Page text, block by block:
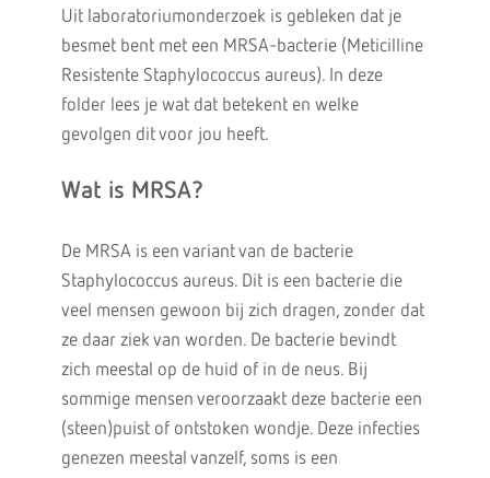
Uit laboratoriumonderzoek is gebleken dat je
besmet bent met een MRSA-bacterie (Meticilline
Resistente Staphylococcus aureus). In deze
folder lees je wat dat betekent en welke
gevolgen dit voor jou heeft.
Wat is MRSA?
De MRSA is een variant van de bacterie
Staphylococcus aureus. Dit is een bacterie die
veel mensen gewoon bij zich dragen, zonder dat
ze daar ziek van worden. De bacterie bevindt
zich meestal op de huid of in de neus. Bij
sommige mensen veroorzaakt deze bacterie een
(steen)puist of ontstoken wondje. Deze infecties
genezen meestal vanzelf, soms is een